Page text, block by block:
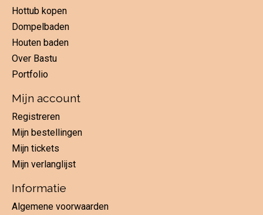
Hottub kopen
Dompelbaden
Houten baden
Over Bastu
Portfolio
Mijn account
Registreren
Mijn bestellingen
Mijn tickets
Mijn verlanglijst
Informatie
Algemene voorwaarden